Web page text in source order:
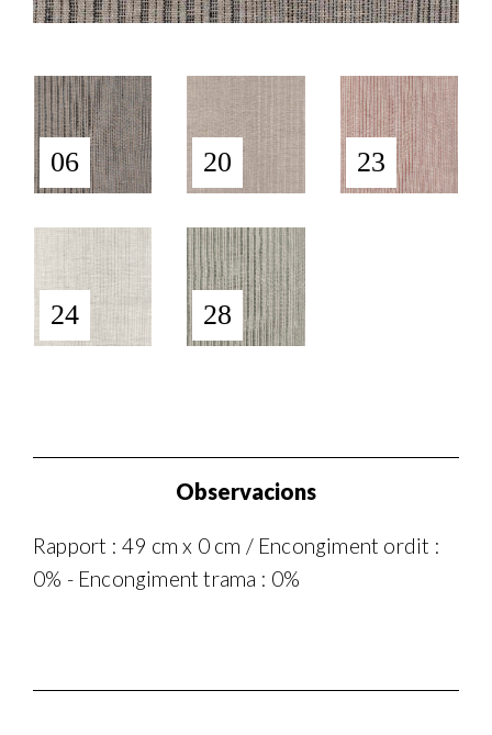
06 20 23
24 28
Observacions
Rapport : 49 cm x 0 cm / Encongiment ordit :
0% - Encongiment trama : 0%